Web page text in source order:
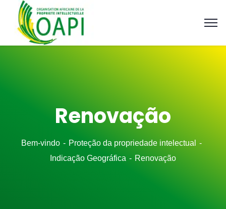
Renovação
Bem-vindo
Proteção da propriedade intelectual
Indicação Geográfica
Renovação